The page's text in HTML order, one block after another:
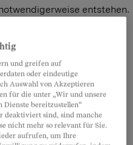
entstehen.
auch Kosten an: für
Verpflegung,
und greifen auf
oder eindeutige
Auswahl von Akzeptieren
für die unter „Wir und unsere
Dienste bereitzustellen“
deaktiviert sind, sind manche
nicht mehr so relevant für Sie.
aufrufen, um Ihre